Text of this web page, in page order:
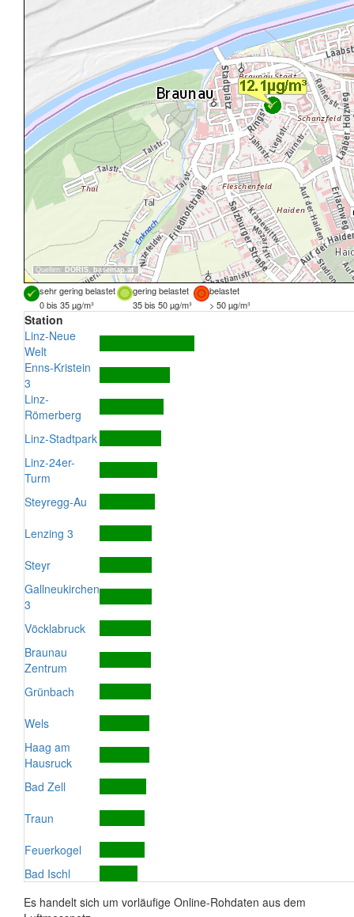
Quellen: DORIS, basemap.at
sehr gering belastet gering belastet
belastet
0 bis 35 µg/m³
35 bis 50 µg/m³ > 50 µg/m³
Station
Linz-Neue
Welt
Enns-Kristein
3
Linz-
Römerberg
Linz-Stadtpark
Linz-24er-
Turm
Steyregg-Au
Lenzing 3
Steyr
Gallneukirchen
3
Vöcklabruck
Braunau
Zentrum
Grünbach
Wels
Haag am
Hausruck
Bad Zell
Traun
Feuerkogel
Bad Ischl
Es handelt sich um vorläufige Online-Rohdaten aus dem